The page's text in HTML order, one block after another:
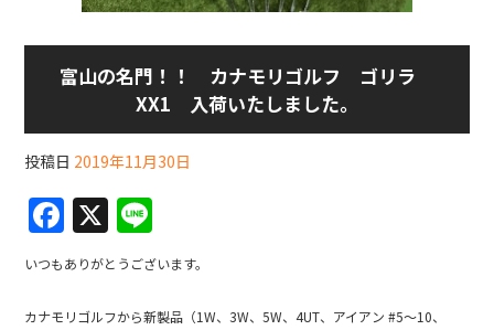
富山の名門！！ カナモリゴルフ ゴリラ
XX1 入荷いたしました。
投稿日 2019年11月30日
F
a
c
X
n
e
いつもありがとうございます。
カナモリゴルフから新製品（1W、3W、5W、4UT、アイアン #5～10、